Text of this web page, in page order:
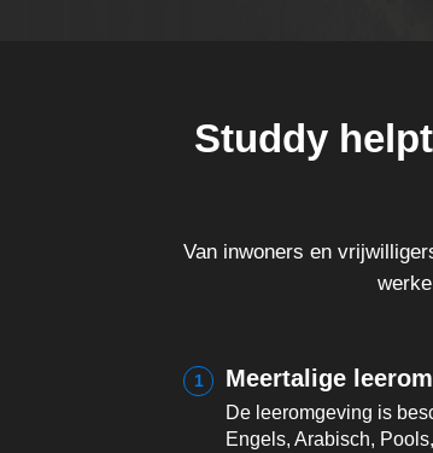
Studdy
Van inwoners en
1 Meertalige
De leeromgeving is
Engels, Arabisch,